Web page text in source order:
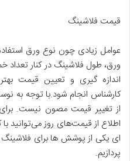
قیمت فلاشینگ
عوامل زیادی چون نوع ورق
ورق، طول فلاشینگ در کنار تعداد
اندازه گیری و تعیین قیمت
کارشناس انجام شود.با توجه به
از تغییر قیمت مصون نیست.
اطلاع از قیمت‌های روز می‌توانید
ای یکی از پوشش ها برای
پردازیم.